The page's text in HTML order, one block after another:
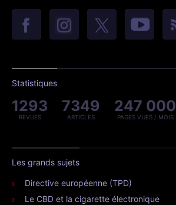
Statistiques
1293
REVUES
7349
ARTICLES
247 000
PAGES VUES / MOIS
Les grands sujets
Directive européenne (TPD)
Le CBD et la cigarette électronique